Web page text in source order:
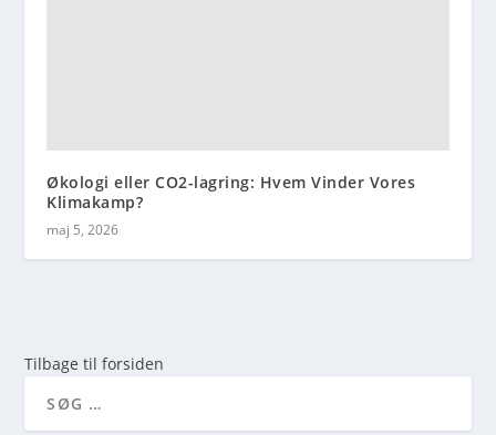
Økologi eller CO2-lagring: Hvem Vinder Vores
Klimakamp?
maj 5, 2026
Tilbage til forsiden